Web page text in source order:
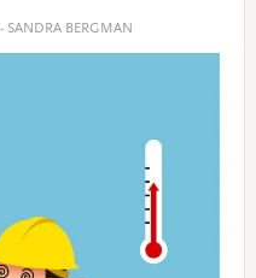
SANDRA BERGMAN